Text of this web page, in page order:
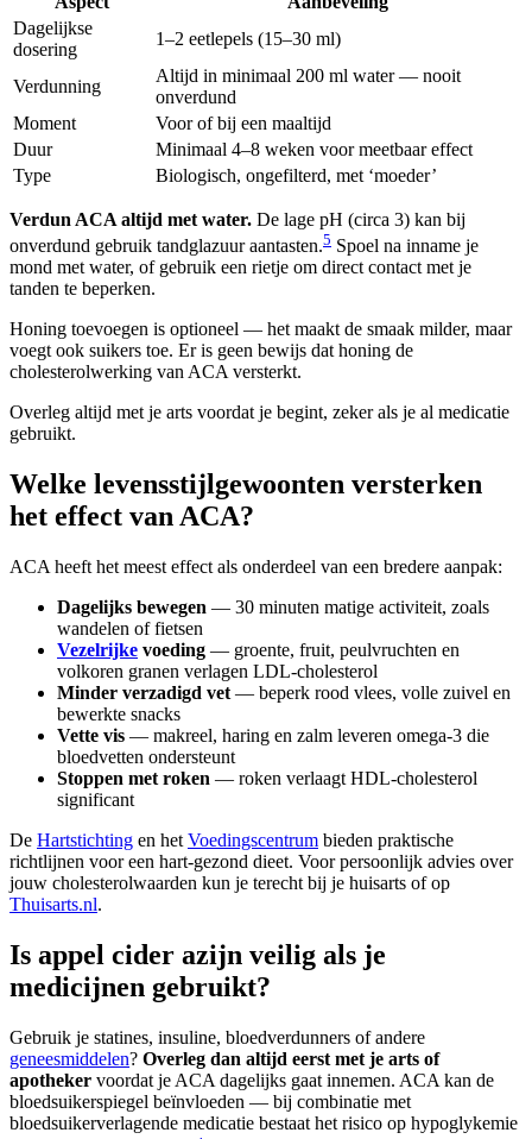
Dagelijkse
dosering
1–2 eetlepels (15–30 ml)
Verdunning
Altijd in minimaal 200 ml water — nooit
onverdund
Moment
Voor of bij een maaltijd
Duur
Minimaal 4–8 weken voor meetbaar effect
Type
Biologisch, ongefilterd, met ‘moeder’
Verdun ACA altijd met water. De lage pH (circa 3) kan bij
onverdund gebruik tandglazuur aantasten.5 Spoel na inname je
mond met water, of gebruik een rietje om direct contact met je
tanden te beperken.
Honing toevoegen is optioneel — het maakt de smaak milder, maar
voegt ook suikers toe. Er is geen bewijs dat honing de
cholesterolwerking van ACA versterkt.
Overleg altijd met je arts voordat je begint, zeker als je al medicatie
gebruikt.
Welke levensstijlgewoonten versterken
het effect van ACA?
ACA heeft het meest effect als onderdeel van een bredere aanpak:
Dagelijks bewegen — 30 minuten matige activiteit, zoals
wandelen of fietsen
Vezelrijke voeding — groente, fruit, peulvruchten en
volkoren granen verlagen LDL-cholesterol
Minder verzadigd vet — beperk rood vlees, volle zuivel en
bewerkte snacks
Vette vis — makreel, haring en zalm leveren omega-3 die
bloedvetten ondersteunt
Stoppen met roken — roken verlaagt HDL-cholesterol
significant
De Hartstichting en het Voedingscentrum bieden praktische
richtlijnen voor een hart-gezond dieet. Voor persoonlijk advies over
jouw cholesterolwaarden kun je terecht bij je huisarts of op
Thuisarts.nl.
Is appel cider azijn veilig als je
medicijnen gebruikt?
Gebruik je statines, insuline, bloedverdunners of andere
geneesmiddelen? Overleg dan altijd eerst met je arts of
apotheker voordat je ACA dagelijks gaat innemen. ACA kan de
bloedsuikerspiegel beïnvloeden — bij combinatie met
bloedsuikerverlagende medicatie bestaat het risico op hypoglykemie